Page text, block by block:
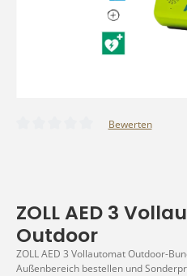
Bewerten
ZOLL AED 3
Outdoor
ZOLL AED 3 Vollautomat Outdoor-
Außenbereich bestellen und